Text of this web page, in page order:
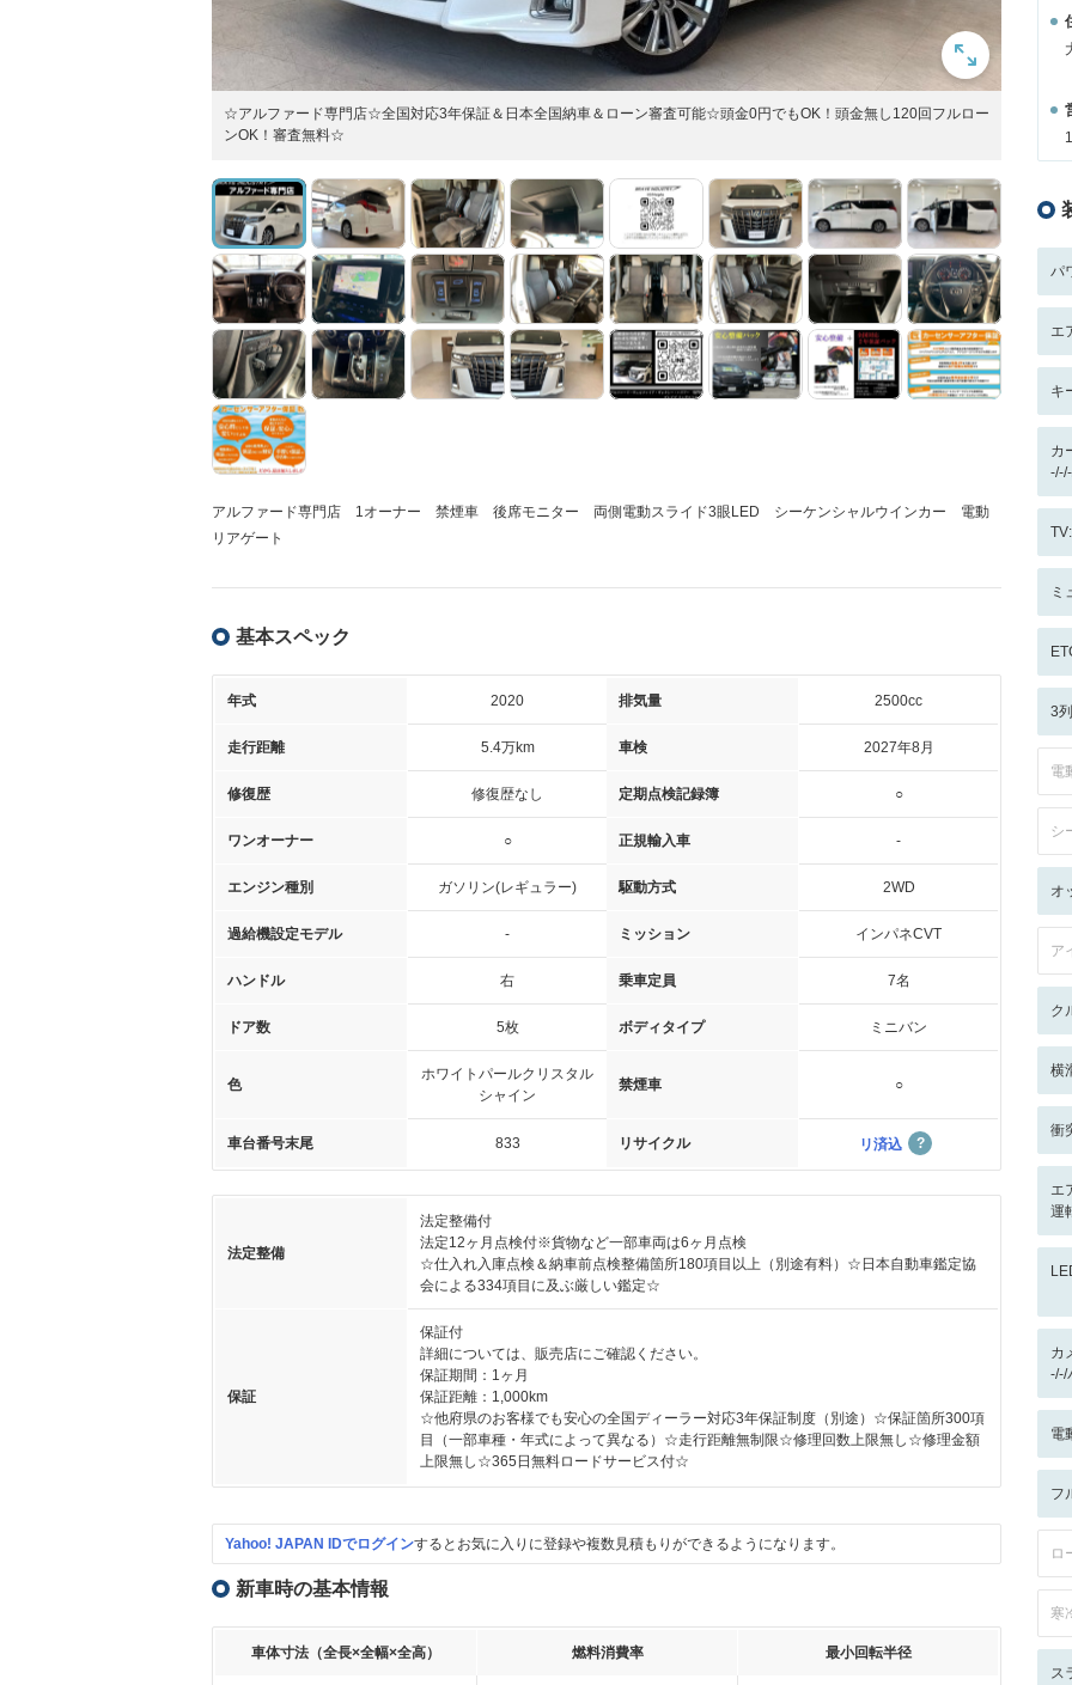
☆アルファード専門店☆全国対応3年保証＆日本全国納車＆ローン審査可能☆頭金0円でもOK！頭金無し120回フルロー
ンOK！審査無料☆
アルファード専門店 1オーナー 禁煙車 後席モニター 両側電動スライド3眼LED シーケンシャルウインカー 電動
リアゲート
基本スペック
年式 2020 排気量 2500cc
走行距離 5.4万km 車検 2027年8月
修復歴 修復歴なし 定期点検記録簿 ○
ワンオーナー ○ 正規輸入車 -
エンジン種別 ガソリン(レギュラー) 駆動方式 2WD
過給機設定モデル - ミッション インパネCVT
ハンドル 右 乗車定員 7名
ドア数 5枚 ボディタイプ ミニバン
色
ホワイトパールクリスタル
シャイン
禁煙車 ○
車台番号末尾 833 リサイクル リ済込
法定整備
法定整備付
法定12ヶ月点検付※貨物など一部車両は6ヶ月点検
☆仕入れ入庫点検＆納車前点検整備箇所180項目以上（別途有料）☆日本自動車鑑定協
会による334項目に及ぶ厳しい鑑定☆
保証
保証付
詳細については、販売店にご確認ください。
保証期間：1ヶ月
保証距離：1,000km
☆他府県のお客様でも安心の全国ディーラー対応3年保証制度（別途）☆保証箇所300項
目（一部車種・年式によって異なる）☆走行距離無制限☆修理回数上限無し☆修理金額
上限無し☆365日無料ロードサービス付☆
Yahoo! JAPAN IDでログインするとお気に入りに登録や複数見積もりができるようになります。
新車時の基本情報
車体寸法（全長×全幅×全高） 燃料消費率 最小回転半径
パ
エ
キ
カ
ミ
3
電
シ
オ
ア
ク
横
衝
エ
運
カ
-/-/
電
フ
ロ
寒
ス